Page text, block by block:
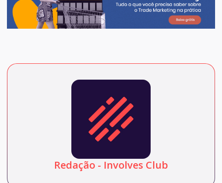
Redação - Involves Club